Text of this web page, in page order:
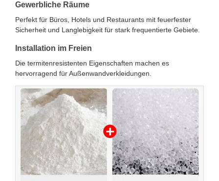
Gewerbliche Räume
Perfekt für Büros, Hotels und Restaurants mit feuerfester
Sicherheit und Langlebigkeit für stark frequentierte Gebiete.
Installation im Freien
Die termitenresistenten Eigenschaften machen es
hervorragend für Außenwandverkleidungen.